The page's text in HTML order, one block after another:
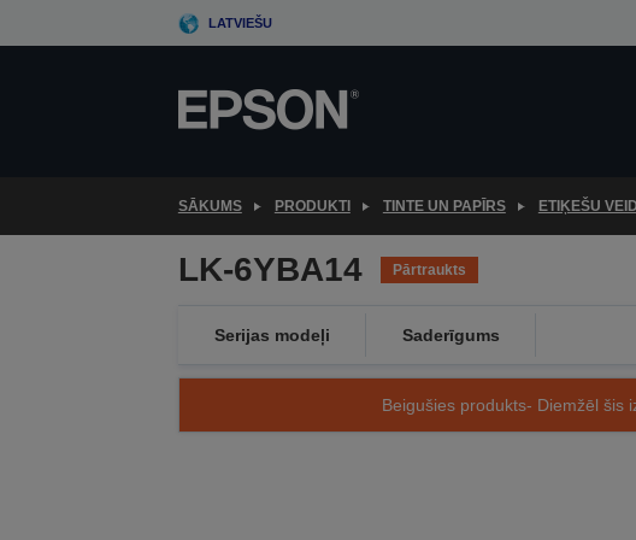
to
LATVIEŠU
SĀKUMS PRODUKTI TINTE UN PAPĪRS ETIĶEŠU
LK-6YBA14 Pārtraukts
Serijas modeļi Saderīgums
Beigušies produkts- Diemžēl šis